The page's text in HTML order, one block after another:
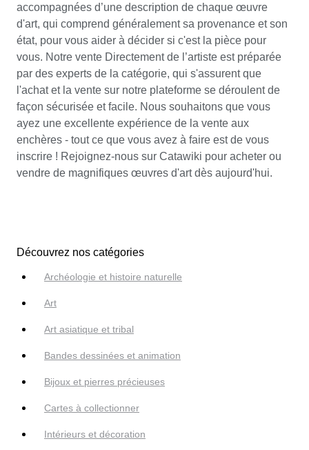
accompagnées d’une description de chaque œuvre
d'art, qui comprend généralement sa provenance et son
état, pour vous aider à décider si c'est la pièce pour
vous. Notre vente Directement de l’artiste est préparée
par des experts de la catégorie, qui s'assurent que
l'achat et la vente sur notre plateforme se déroulent de
façon sécurisée et facile. Nous souhaitons que vous
ayez une excellente expérience de la vente aux
enchères - tout ce que vous avez à faire est de vous
inscrire ! Rejoignez-nous sur Catawiki pour acheter ou
vendre de magnifiques œuvres d'art dès aujourd'hui.
Découvrez nos catégories
Archéologie et histoire naturelle
Art
Art asiatique et tribal
Bandes dessinées et animation
Bijoux et pierres précieuses
Cartes à collectionner
Intérieurs et décoration